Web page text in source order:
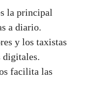
la principal
a diario.
y los taxistas
digitales.
facilita las